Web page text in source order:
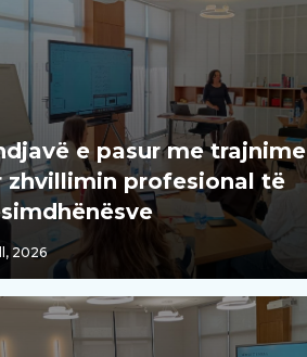
e pasur me trajnime
zhvillimin profesional të
2026